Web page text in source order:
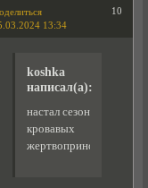
10
13:34
koshka
написал(а):
настал сезон
кровавых
жертвоприношений